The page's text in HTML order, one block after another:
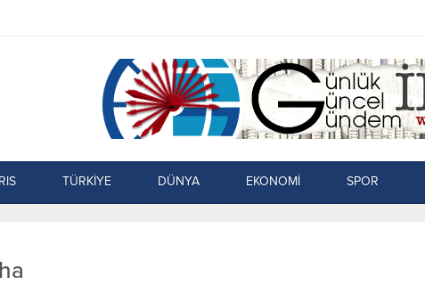
TÜRKİYE DÜNYA EKONOMİ SPOR